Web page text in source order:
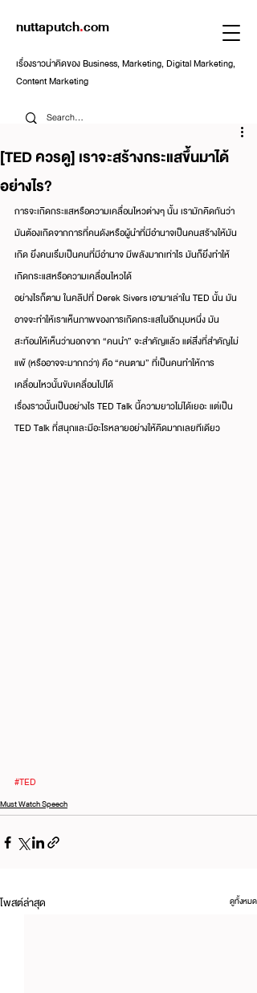
nuttaputch.com
เรื่องราวน่าคิดของ Business, Marketing, Digital Marketing,
Content Marketing
[TED ควรดู] เราจะสร้างกระแสขึ้นมาได้
อย่างไร?
การจะเกิดกระแสหรือความเคลื่อนไหวต่างๆ นั้น เรามักคิดกันว่า
มันต้องเกิดจากการที่คนดังหรือผู้นำที่มีอำนาจเป็นคนสร้างให้มัน
เกิด ยิ่งคนเริ่มเป็นคนที่มีอำนาจ มีพลังมากเท่าไร มันก็ยิ่งทำให้
เกิดกระแสหรือความเคลื่อนไหวได้
อย่างไรก็ตาม ในคลิปที่ Derek Sivers เอามาเล่าใน TED นั้น มัน
อาจจะทำให้เราเห็นภาพของการเกิดกระแสในอีกมุมหนึ่ง มัน
สะท้อนให้เห็นว่านอกจาก “คนนำ” จะสำคัญแล้ว แต่สิ่งที่สำคัญไม่
แพ้ (หรืออาจจะมากกว่า) คือ “คนตาม” ที่เป็นคนทำให้การ
เคลื่อนไหวนั้นขับเคลื่อนไปได้
เรื่องราวนั้นเป็นอย่างไร TED Talk นี้ความยาวไม่ได้เยอะ แต่เป็น
TED Talk ที่สนุกและมีอะไรหลายอย่างให้คิดมากเลยทีเดียว
#TED
Must Watch Speech
โพสต์ล่าสุด ดูทั้งหมด